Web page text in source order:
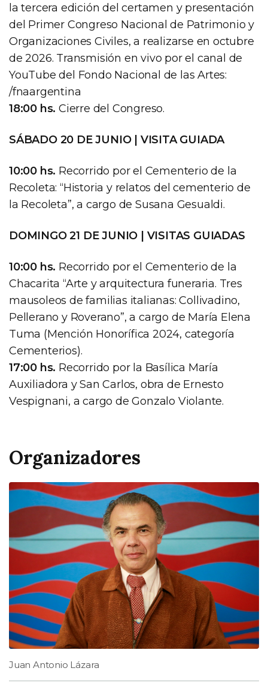
la tercera edición del certamen y presentación
del Primer Congreso Nacional de Patrimonio y
Organizaciones Civiles, a realizarse en octubre
de 2026. Transmisión en vivo por el canal de
YouTube del Fondo Nacional de las Artes:
/fnaargentina
18:00 hs. Cierre del Congreso.
SÁBADO 20 DE JUNIO | VISITA GUIADA
10:00 hs. Recorrido por el Cementerio de la
Recoleta: “Historia y relatos del cementerio de
la Recoleta”, a cargo de Susana Gesualdi.
DOMINGO 21 DE JUNIO | VISITAS GUIADAS
10:00 hs. Recorrido por el Cementerio de la
Chacarita “Arte y arquitectura funeraria. Tres
mausoleos de familias italianas: Collivadino,
Pellerano y Roverano”, a cargo de María Elena
Tuma (Mención Honorífica 2024, categoría
Cementerios).
17:00 hs. Recorrido por la Basílica María
Auxiliadora y San Carlos, obra de Ernesto
Vespignani, a cargo de Gonzalo Violante.
Organizadores
Juan Antonio Lázara